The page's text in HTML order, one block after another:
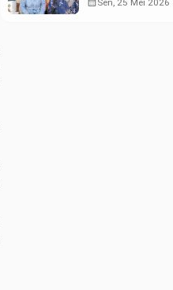
Sen, 25 Mei 2026